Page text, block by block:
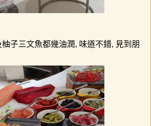
子三文魚都幾油潤, 味道不錯, 見到朋